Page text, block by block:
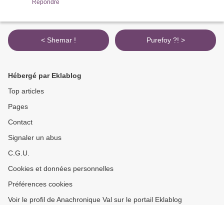
Répondre
< Shemar ! Purefoy ?! >
Hébergé par Eklablog
Top articles
Pages
Contact
Signaler un abus
C.G.U.
Cookies et données personnelles
Préférences cookies
Voir le profil de Anachronique Val sur le portail Eklablog